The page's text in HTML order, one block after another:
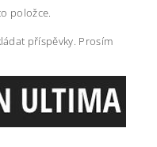
položce.
příspěvky. Prosím